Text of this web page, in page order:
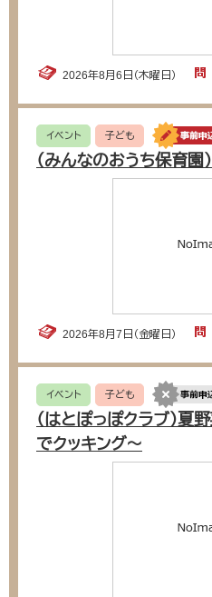
2026年8月6日（木曜日）
イベント 子ども
（みんなのおうち保育園
2026年8月7日（金曜日）
イベント 子ども
（はとぽっぽクラブ）夏
でクッキング〜